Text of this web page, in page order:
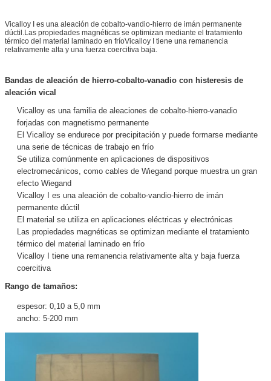
Vicalloy I es una aleación de cobalto-vandio-hierro de imán permanente
dúctil.Las propiedades magnéticas se optimizan mediante el tratamiento
térmico del material laminado en fríoVicalloy I tiene una remanencia
relativamente alta y una fuerza coercitiva baja.
Bandas de aleación de hierro-cobalto-vanadio con histeresis de
aleación vical
Vicalloy es una familia de aleaciones de cobalto-hierro-vanadio
forjadas con magnetismo permanente
El Vicalloy se endurece por precipitación y puede formarse mediante
una serie de técnicas de trabajo en frío
Se utiliza comúnmente en aplicaciones de dispositivos
electromecánicos, como cables de Wiegand porque muestra un gran
efecto Wiegand
Vicalloy I es una aleación de cobalto-vandio-hierro de imán
permanente dúctil
El material se utiliza en aplicaciones eléctricas y electrónicas
Las propiedades magnéticas se optimizan mediante el tratamiento
térmico del material laminado en frío
Vicalloy I tiene una remanencia relativamente alta y baja fuerza
coercitiva
Rango de tamaños:
espesor: 0,10 a 5,0 mm
ancho: 5-200 mm